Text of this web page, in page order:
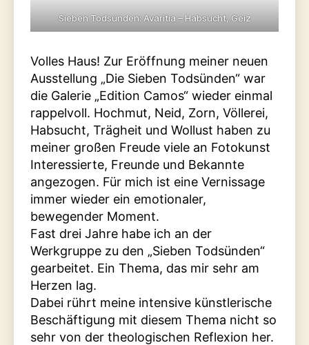
Sieben Todsünden: Avaritia – Habsucht, Geiz
Volles Haus! Zur Eröffnung meiner neuen
Ausstellung „Die Sieben Todsünden“ war
die Galerie „Edition Camos“ wieder einmal
rappelvoll. Hochmut, Neid, Zorn, Völlerei,
Habsucht, Trägheit und Wollust haben zu
meiner großen Freude viele an Fotokunst
Interessierte, Freunde und Bekannte
angezogen. Für mich ist eine Vernissage
immer wieder ein emotionaler,
bewegender Moment.
Fast drei Jahre habe ich an der
Werkgruppe zu den „Sieben Todsünden“
gearbeitet. Ein Thema, das mir sehr am
Herzen lag.
Dabei rührt meine intensive künstlerische
Beschäftigung mit diesem Thema nicht so
sehr von der theologischen Reflexion her.